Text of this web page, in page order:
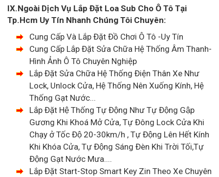
IX.Ngoài Dịch Vụ Lắp Đặt Loa Sub Cho Ô Tô Tại
Tp.Hcm Uy Tín Nhanh Chúng Tôi Chuyên:
Cung Cấp Và Lắp Đặt Đồ Chơi Ô Tô -Uy Tín
Cung Cấp Lắp Đặt Sửa Chữa Hệ Thống Âm Thanh-
Hình Ảnh Ô Tô Chuyên Nghiệp
Lắp Đặt Sửa Chữa Hệ Thống Điện Thân Xe Như
Lock, Unlock Cửa, Hệ Thống Nên Xuống Kính, Hệ
Thống Gạt Nước...
Lắp Đặt Hệ Thống Tự Động Như Tự Động Gập
Gương Khi Khoá Mở Cửa, Tự Đông Lock Cửa Khi
Chạy ở Tốc Độ 20-30km/h , Tự Động Lên Hết Kính
Khi Khóa Cửa, Tự Động Sáng Đèn Khi Trời Tối,Tự
Động Gạt Nước Mưa....
Lắp Đặt Start-Stop Smart Key Zin Theo Xe Chuyên